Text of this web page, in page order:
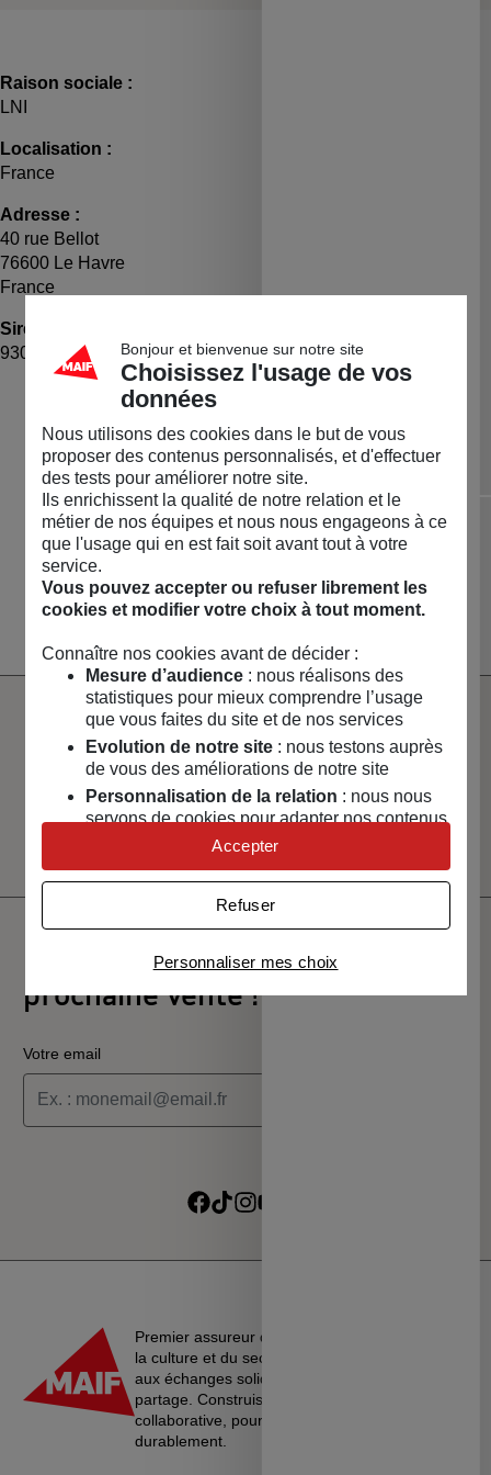
Raison sociale :
LNI
Localisation :
France
Adresse :
40 rue Bellot
76600 Le Havre
France
Siret :
93059265400014
FR22930592654
LA BOUTIQUE
Permanente
Diapositive précédente
NOUVEAUTÉS 🔥
MAISON & ART DE
LOISIRS & TECH
CAPSULES &
Voir toute la boutique
Paiement
100% sécurisé
Livraison
rapide
Un service client
à votre écoute
Vendeurs
sélectionnés
Ne manquez pas votre
prochaine vente !
Votre email
Je souhaite recevoir les alertes des ventes découvertes du
Premier assureur du monde de l’éducation, de
la culture et du secteur associatif, La MAIF croit
aux échanges solidaires, à l’entraide et au
partage. Construisons une société plus
collaborative, pour vivre ensemble…
durablement.
Bonjour et bienvenue sur notre site
Choisissez l'usage de vos
données
Nous utilisons des cookies dans le but de vous
proposer des contenus personnalisés, et d'effectuer
des tests pour améliorer notre site.
Ils enrichissent la qualité de notre relation et le
métier de nos équipes et nous nous engageons à ce
que l'usage qui en est fait soit avant tout à votre
service.
Vous pouvez accepter ou refuser librement les
cookies et modifier votre choix à tout moment.
Connaître nos cookies avant de décider :
Mesure d’audience: nous réalisons des
statistiques pour mieux comprendre l’usage
que vous faites du site et de nos services
Evolution de notre site: nous testons auprès
de vous des améliorations de notre site
Personnalisation de la relation : nous nous
servons de cookies pour adapter nos contenus
et personnaliser nos offres
Univers publicitaire: nous utilisons avec nos
publicités personnalisées
Personnaliser mes choix
Refuser
Accepter